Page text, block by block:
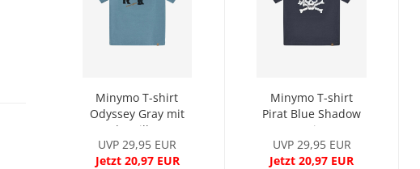
Minymo T-shirt
Odyssey Gray mit
Wendepailletten...
UVP 29,95 EUR
Jetzt 20,97 EUR
Minymo T-shirt
Pirat Blue Shadow
mit
Wendepaillette...
UVP 29,95 EUR
Jetzt 20,97 EUR